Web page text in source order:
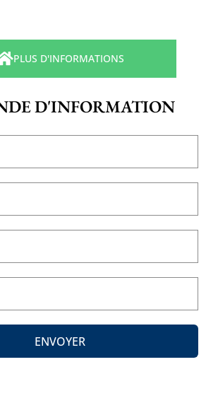
PLUS D'INFORMATIONS
D'INFORMATION
ENVOYER